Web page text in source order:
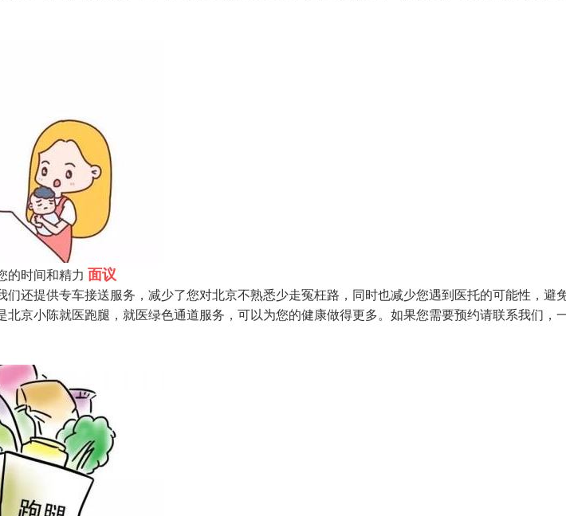
的时间和精力 面议
们还提供专车接送服务，减少了您对北京不熟悉少走冤枉路，同时也减少您遇到医托的可能性，避
北京小陈就医跑腿，就医绿色通道服务，可以为您的健康做得更多。如果您需要预约请联系我们，